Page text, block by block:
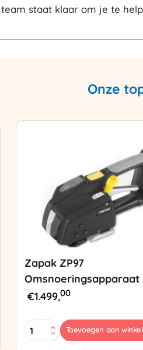
staat klaar om je te
Onze
Zapak ZP97
Omsnoeringsapparaat
€1.499,00
Zapak
ZP97
Toevoegen aan